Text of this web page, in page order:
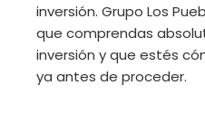
inversión. Grupo Los
que comprendas
inversión y que estés
ya antes de proceder.